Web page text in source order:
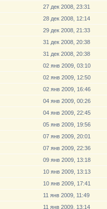
27 дек 2008, 23:31
28 дек 2008, 12:14
29 дек 2008, 21:33
31 дек 2008, 20:38
31 дек 2008, 20:38
02 янв 2009, 03:10
02 янв 2009, 12:50
02 янв 2009, 16:46
04 янв 2009, 00:26
04 янв 2009, 22:45
05 янв 2009, 19:56
07 янв 2009, 20:01
07 янв 2009, 22:36
09 янв 2009, 13:18
10 янв 2009, 13:13
10 янв 2009, 17:41
11 янв 2009, 11:49
11 янв 2009, 13:14